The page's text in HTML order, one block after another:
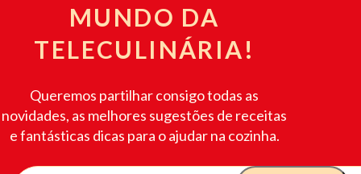
MUNDO DA
TELECULINÁRIA!
Queremos partilhar consigo todas as
novidades, as melhores sugestões de receitas
e fantásticas dicas para o ajudar na cozinha.